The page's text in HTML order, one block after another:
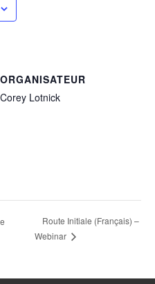
ORGANISATEUR
Corey Lotnick
Route Initiale (Français) –
Webinar